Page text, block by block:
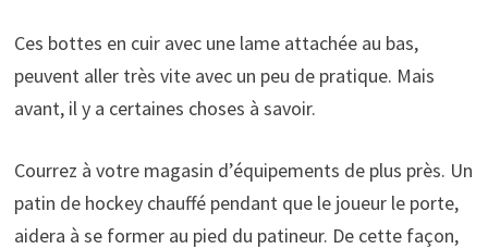
Ces bottes en cuir avec une lame attachée au bas,
peuvent aller très vite avec un peu de pratique. Mais
avant, il y a certaines choses à savoir.
Courrez à votre magasin d’équipements de plus près. Un
patin de hockey chauffé pendant que le joueur le porte,
aidera à se former au pied du patineur. De cette façon,